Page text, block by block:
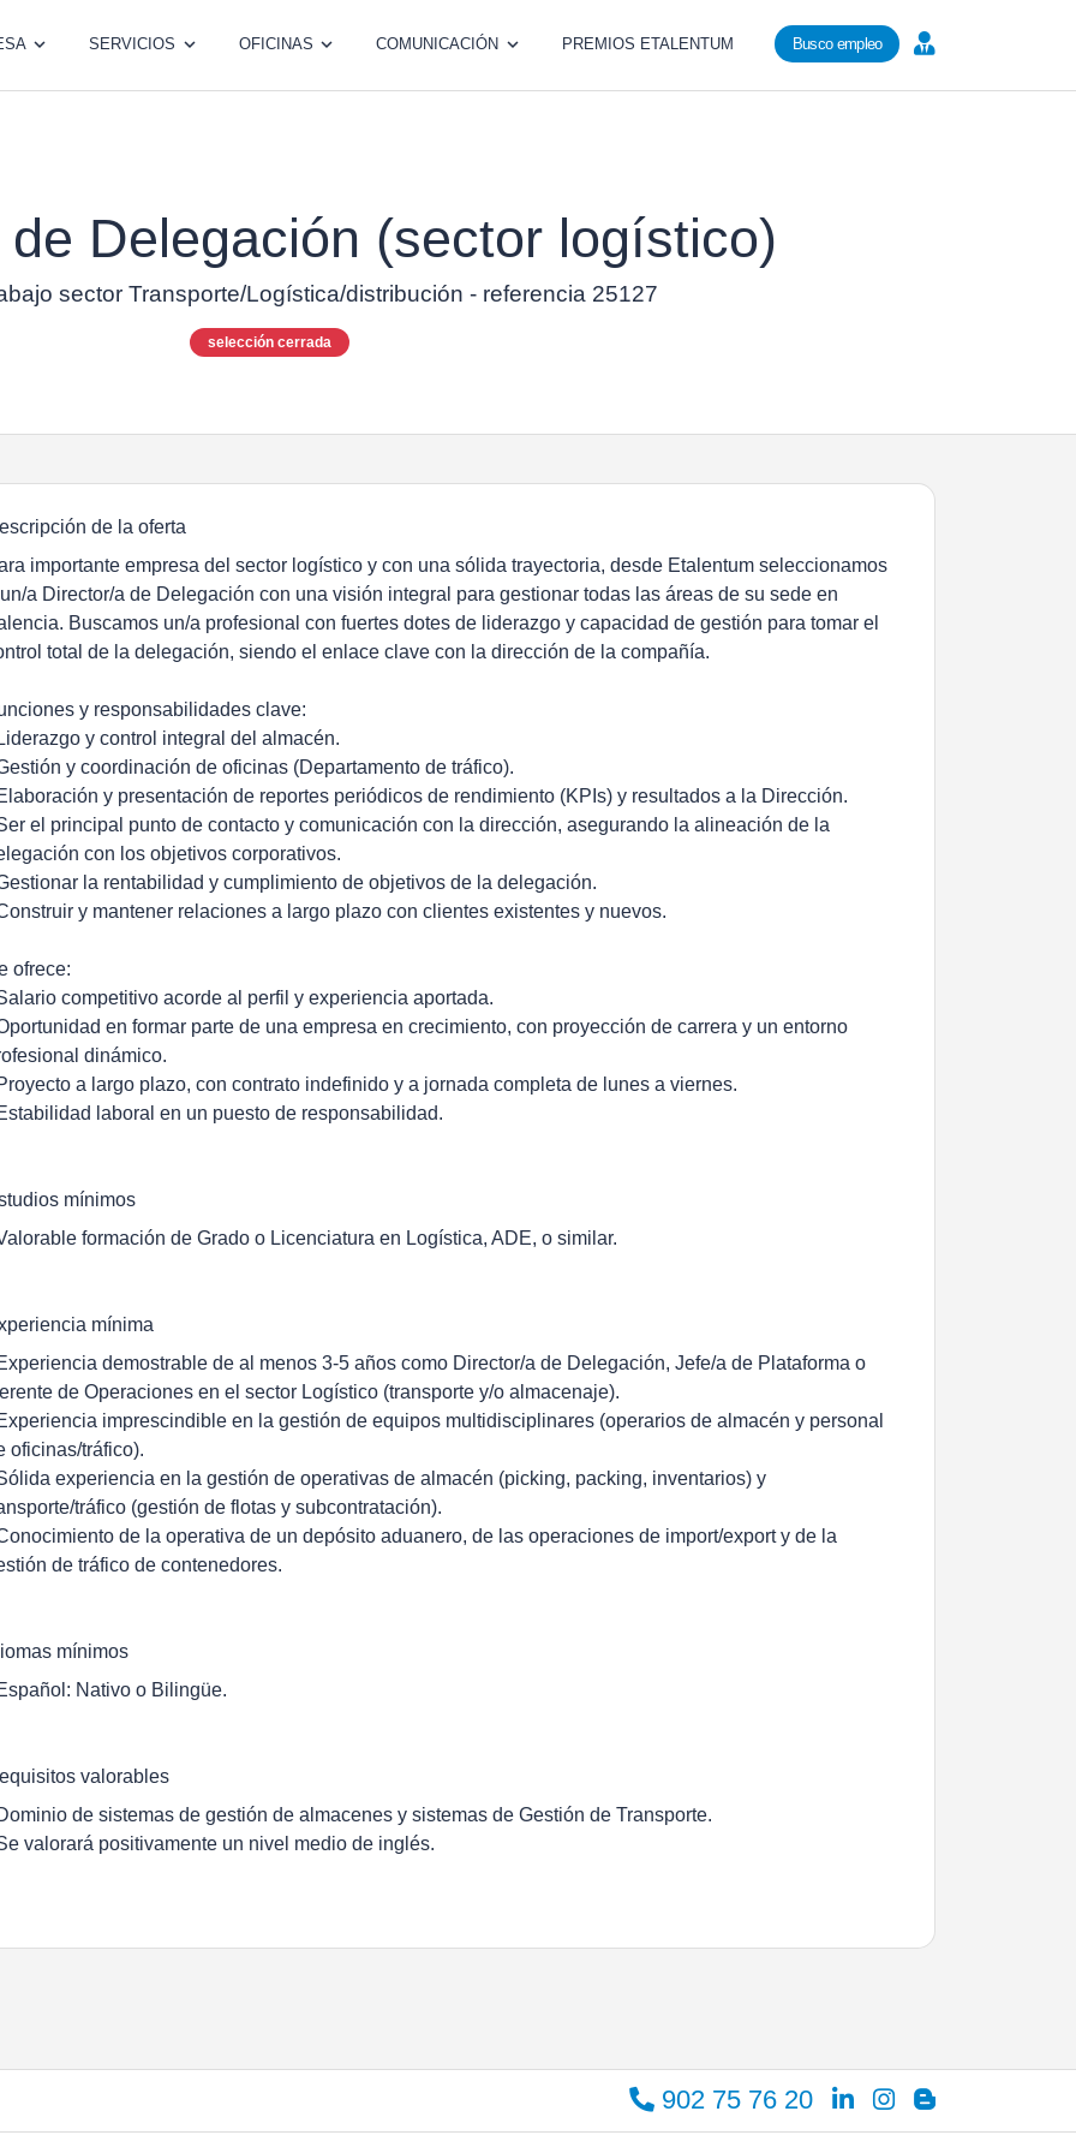
SERVICIOS OFICINAS COMUNICACIÓN PREMIOS ETALENTUM Busco empleo
Delegación (sector logístico)
sector Transporte/Logística/distribución - referencia 25127
selección cerrada
de la oferta
importante empresa del sector logístico y con una sólida trayectoria, desde Etalentum seleccionamos
a Director/a de Delegación con una visión integral para gestionar todas las áreas de su sede en
Buscamos un/a profesional con fuertes dotes de liderazgo y capacidad de gestión para tomar el
total de la delegación, siendo el enlace clave con la dirección de la compañía.
y responsabilidades clave:
y control integral del almacén.
y coordinación de oficinas (Departamento de tráfico).
y presentación de reportes periódicos de rendimiento (KPIs) y resultados a la Dirección.
el principal punto de contacto y comunicación con la dirección, asegurando la alineación de la
con los objetivos corporativos.
la rentabilidad y cumplimiento de objetivos de la delegación.
y mantener relaciones a largo plazo con clientes existentes y nuevos.
ofrece:
competitivo acorde al perfil y experiencia aportada.
en formar parte de una empresa en crecimiento, con proyección de carrera y un entorno
dinámico.
a largo plazo, con contrato indefinido y a jornada completa de lunes a viernes.
laboral en un puesto de responsabilidad.
mínimos
formación de Grado o Licenciatura en Logística, ADE, o similar.
mínima
demostrable de al menos 3-5 años como Director/a de Delegación, Jefe/a de Plataforma o
de Operaciones en el sector Logístico (transporte y/o almacenaje).
imprescindible en la gestión de equipos multidisciplinares (operarios de almacén y personal
oficinas/tráfico).
experiencia en la gestión de operativas de almacén (picking, packing, inventarios) y
tráfico (gestión de flotas y subcontratación).
de la operativa de un depósito aduanero, de las operaciones de import/export y de la
de tráfico de contenedores.
mínimos
Nativo o Bilingüe.
valorables
de sistemas de gestión de almacenes y sistemas de Gestión de Transporte.
valorará positivamente un nivel medio de inglés.
902 75 76 20